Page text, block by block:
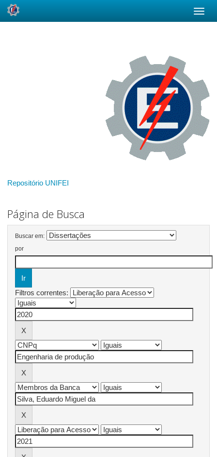
Repositório UNIFEI
Página de Busca
Buscar em:
por
Filtros correntes: